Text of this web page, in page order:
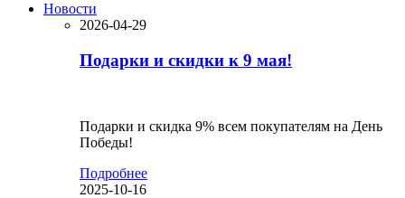
Новости
2026-04-29
Подарки и скидки к 9 мая!
Подарки и скидка 9% всем покупателям на День
Победы!
Подробнее
2025-10-16